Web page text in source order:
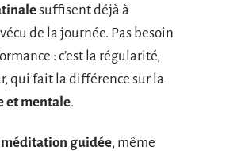
suffisent déjà à
de la journée. Pas besoin
: c’est la régularité,
qui fait la différence sur la
et mentale.
méditation guidée, même